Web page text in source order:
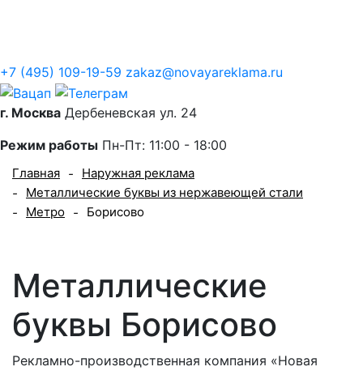
+7 (495) 109-19-59 zakaz@novayareklama.ru
г. Москва Дербеневская ул. 24
Режим работы Пн-Пт: 11:00 - 18:00
Главная -
Наружная реклама
-
Металлические буквы из нержавеющей стали
-
Метро - Борисово
Металлические
буквы Борисово
Рекламно-производственная компания «Новая